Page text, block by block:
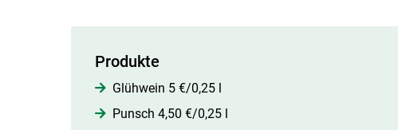
Produkte
Glühwein 5 €/0,25 l
Punsch 4,50 €/0,25 l